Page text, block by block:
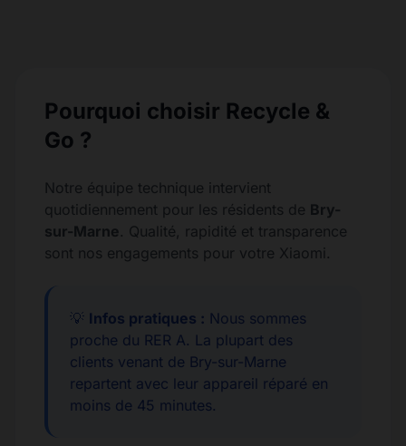
Pourquoi choisir Recycle &
Go ?
Notre équipe technique intervient
quotidiennement pour les résidents de Bry-
sur-Marne. Qualité, rapidité et transparence
sont nos engagements pour votre Xiaomi.
💡 Infos pratiques : Nous sommes
proche du RER A. La plupart des
clients venant de Bry-sur-Marne
repartent avec leur appareil réparé en
moins de 45 minutes.